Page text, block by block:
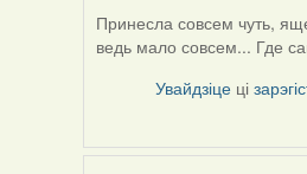
In
reply
(госць)
Принесла совсем чуть,
ведь мало совсем... Где
Увайдзіце ці